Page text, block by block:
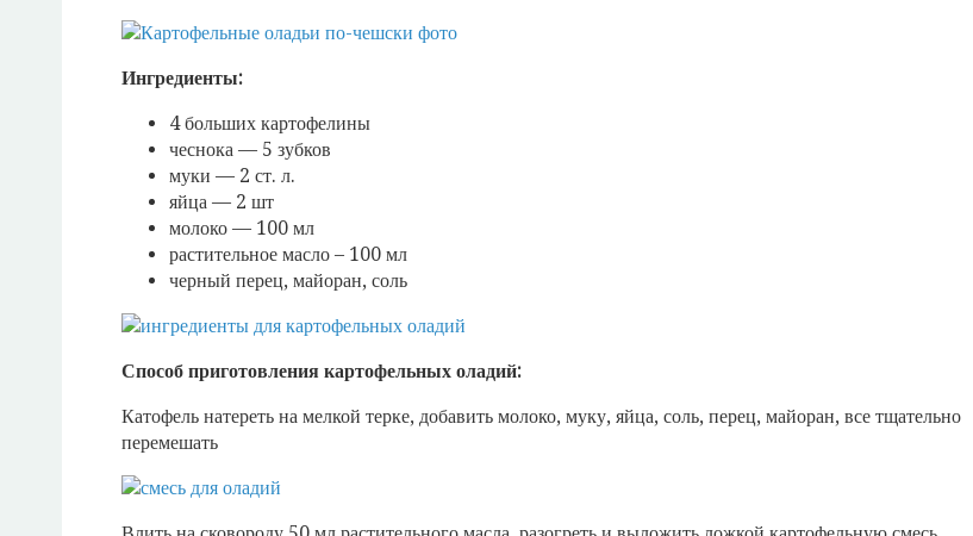
Ингредиенты:
4 больших картофелины
чеснока — 5 зубков
муки — 2 ст. л.
яйца — 2 шт
молоко — 100 мл
растительное масло – 100 мл
черный перец, майоран, соль
Способ приготовления картофельных оладий:
Катофель натереть на мелкой терке, добавить молоко, муку, яйца, соль, перец, майоран, все тщательно
перемешать